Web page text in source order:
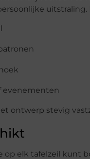
uitstraling.
evenementen
ontwerp stevig
op elk tafelzeil kunt